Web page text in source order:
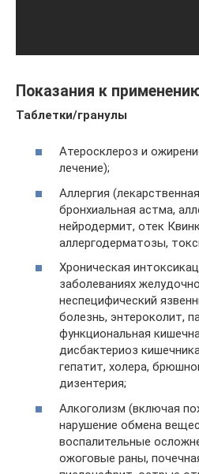
Показания к
Таблетки/гранулы
Атеросклероз и
лечение);
Аллергия
бронхиальная астма,
нейродермит, отек
аллергодерматозы,
Хроническая
заболеваниях
неспецифический
болезнь, энтероколит,
функциональная
дисбактериоз
гепатит, холера,
дизентерия;
Алкоголизм (включая
нарушение обмена
воспалительные
ожоговые раны,